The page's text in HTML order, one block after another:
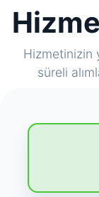
Hizmetinizin
süreli